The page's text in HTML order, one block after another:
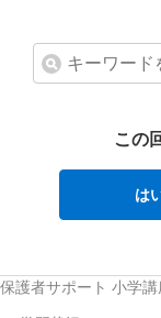
この
は
保護者サポート 小学講